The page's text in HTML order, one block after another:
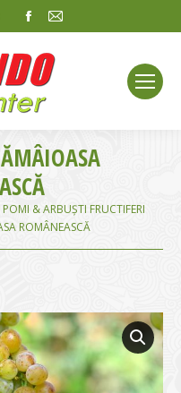
Facebook
opens
in
new
window
Mail
window
POMI & ARBUȘTI FRUCTIFERI
ROMÂNEASCĂ